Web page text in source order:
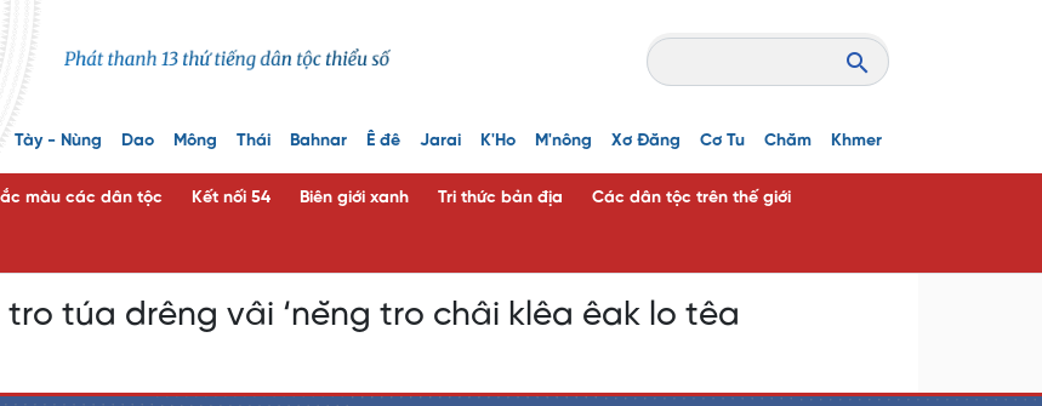
Tày - Nùng Dao Mông Thái Bahnar Ê đê Jarai K'Ho M'nông Xơ Đăng Cơ Tu Chăm Khmer
màu các dân tộc Kết nối 54 Biên giới xanh Tri thức bản địa Các dân tộc trên thế giới
tro túa drêng vâi ‘nĕng tro châi klêa êak lo têa